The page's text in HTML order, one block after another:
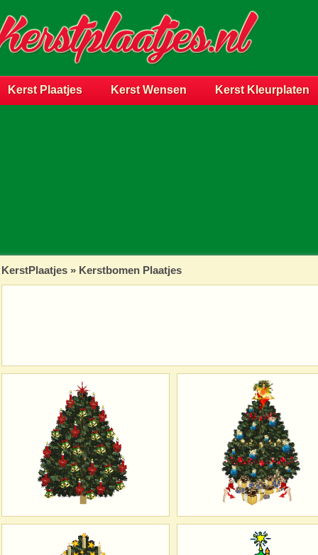
Kerst Plaatjes Kerst Wensen Kerst Kleurplaten
KerstPlaatjes » Kerstbomen Plaatjes